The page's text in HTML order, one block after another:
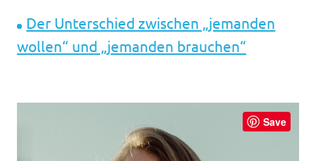
Der Unterschied zwischen „jemanden
wollen“ und „jemanden brauchen“
Save